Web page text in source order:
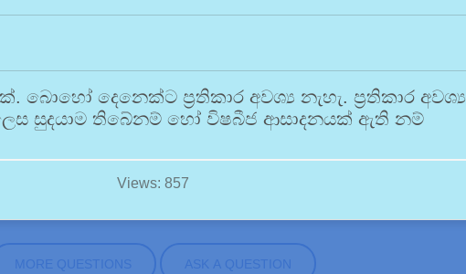
බොහෝ දෙනෙක්ට ප්‍රතිකාර අවශ්‍ය නැහැ. ප්‍රතිකාර අවශ්‍ය
සුදයාම තිබේනම් හෝ විෂබීජ ආසාදනයක් ඇති නම්
Views: 857
MORE QUESTIONS ASK A QUESTION